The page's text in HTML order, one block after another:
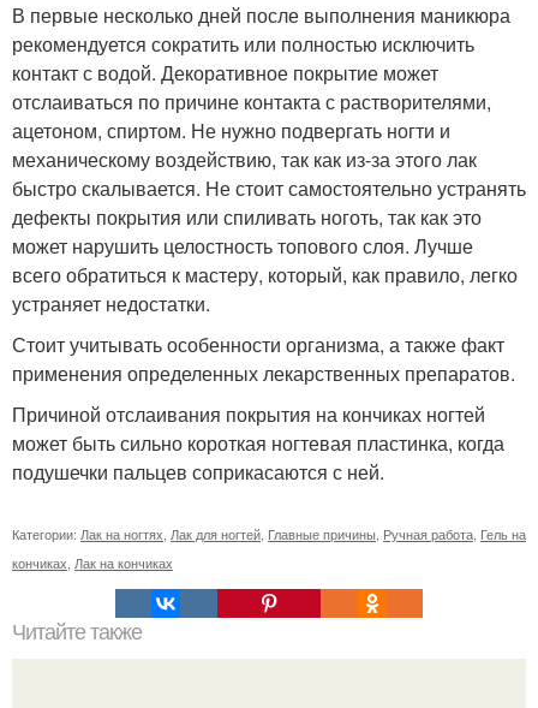
В первые несколько дней после выполнения маникюра
рекомендуется сократить или полностью исключить
контакт с водой. Декоративное покрытие может
отслаиваться по причине контакта с растворителями,
ацетоном, спиртом. Не нужно подвергать ногти и
механическому воздействию, так как из-за этого лак
быстро скалывается. Не стоит самостоятельно устранять
дефекты покрытия или спиливать ноготь, так как это
может нарушить целостность топового слоя. Лучше
всего обратиться к мастеру, который, как правило, легко
устраняет недостатки.
Стоит учитывать особенности организма, а также факт
применения определенных лекарственных препаратов.
Причиной отслаивания покрытия на кончиках ногтей
может быть сильно короткая ногтевая пластинка, когда
подушечки пальцев соприкасаются с ней.
Категории: Лак на ногтях Лак для ногтей Главные причины Ручная работа Гель на
кончиках Лак на кончиках
Читайте также